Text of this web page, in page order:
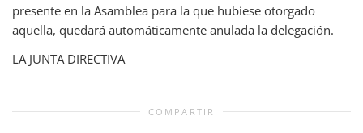
presente en la Asamblea para la que hubiese otorgado
aquella, quedará automáticamente anulada la delegación.
LA JUNTA DIRECTIVA
COMPARTIR